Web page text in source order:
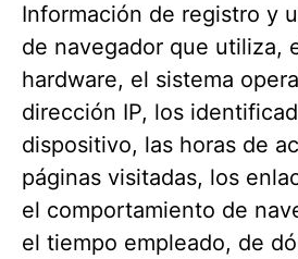
Información de registro y
de navegador que utiliza,
hardware, el sistema
dirección IP, los
dispositivo, las horas de
páginas visitadas, los
el comportamiento de
el tiempo empleado, de